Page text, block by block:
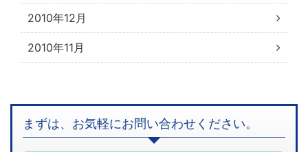
2010年12月
2010年11月
まずは、お気軽にお問い合わせください。